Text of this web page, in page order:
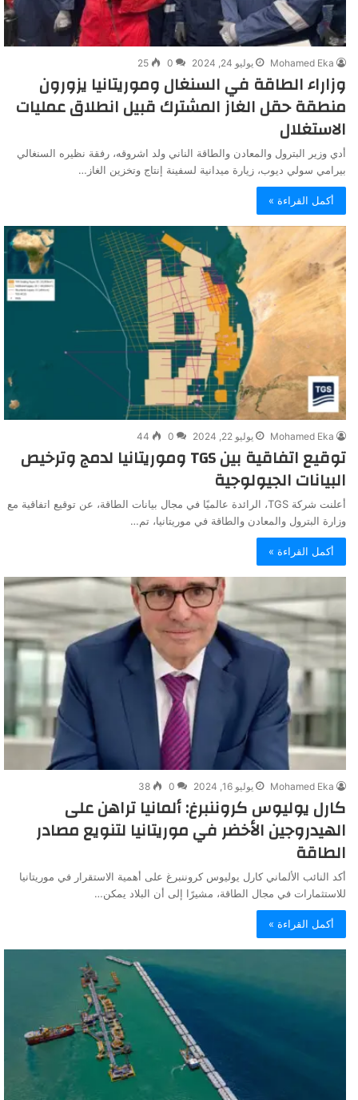
Mohamed Eka يوليو 24, 2024 0
25
وزاراء الطاقة في السنغال وموريتانيا يزورون
منطقة حقل الغاز المشترك قبيل انطلاق عمليات
الاستغلال
أدي وزير البترول والمعادن والطاقة الناني ولد اشروقه، رفقة نظيره السنغالي
بيرامي سولي ديوب، زيارة ميدانية لسفينة إنتاج وتخزين الغاز…
أكمل القراءة »
Mohamed Eka يوليو 22, 2024 0
44
توقيع اتفاقية بين TGS وموريتانيا لدمج وترخيص
البيانات الجيولوجية
أعلنت شركة TGS، الرائدة عالميًا في مجال بيانات الطاقة، عن توقيع اتفاقية مع
وزارة البترول والمعادن والطاقة في موريتانيا، تم…
أكمل القراءة »
Mohamed Eka يوليو 16, 2024 0
38
كارل يوليوس كروننبرغ: ألمانيا تراهن على
الهيدروجين الأخضر في موريتانيا لتنويع مصادر
الطاقة
أكد النائب الألماني كارل يوليوس كروننبرغ على أهمية الاستقرار في موريتانيا
للاستثمارات في مجال الطاقة، مشيرًا إلى أن البلاد يمكن…
أكمل القراءة »